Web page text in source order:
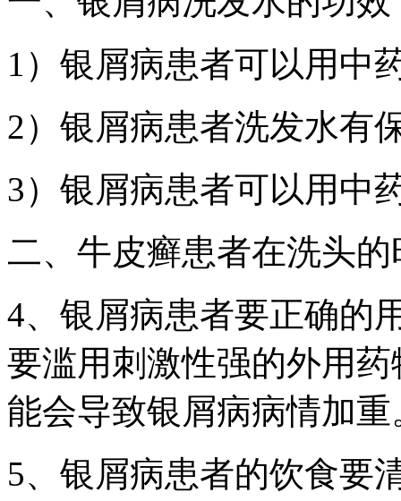
1）银屑病患者可以用中
2）银屑病患者洗发水有
3）银屑病患者可以用中
二、牛皮癣患者在洗头
4、银屑病患者要正确的
要滥用刺激性强的外用
能会导致银屑病病情加重
5、银屑病患者的饮食要